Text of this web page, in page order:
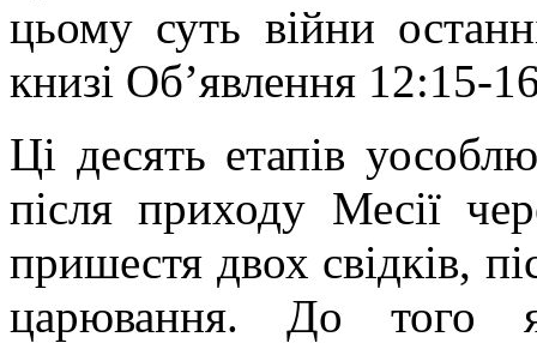
цьому суть війни
книзі Об’явлення 12:15-
Ці десять етапів
після приходу Месії
пришестя двох свідків,
царювання. До того